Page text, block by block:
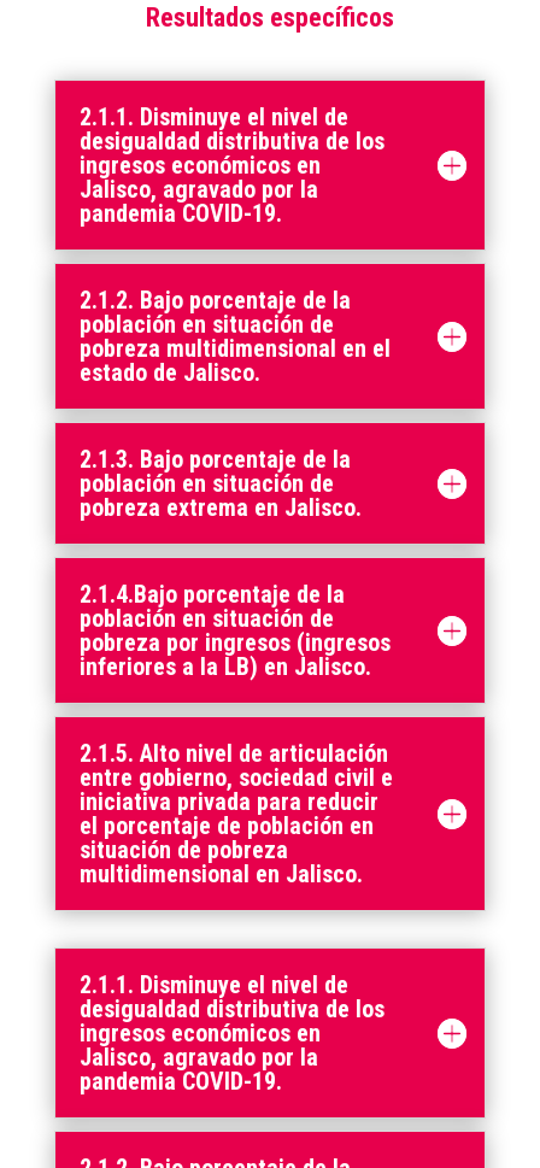
Resultados específicos
2.1.1. Disminuye el nivel de
desigualdad distributiva de los
ingresos económicos en
Jalisco, agravado por la
pandemia COVID-19.
2.1.2. Bajo porcentaje de la
población en situación de
pobreza multidimensional en el
estado de Jalisco.
2.1.3. Bajo porcentaje de la
población en situación de
pobreza extrema en Jalisco.
2.1.4.Bajo porcentaje de la
población en situación de
pobreza por ingresos (ingresos
inferiores a la LB) en Jalisco.
2.1.5. Alto nivel de articulación
entre gobierno, sociedad civil e
iniciativa privada para reducir
el porcentaje de población en
situación de pobreza
multidimensional en Jalisco.
2.1.1. Disminuye el nivel de
desigualdad distributiva de los
ingresos económicos en
Jalisco, agravado por la
pandemia COVID-19.